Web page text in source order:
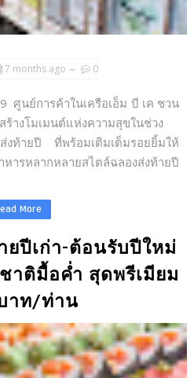
7 months ago 0
ศูนย์การค้าในเครือเอ็ม บี เค ชวน
างโมเมนต์แห่งความสุขในช่วง
งท้ายปี ที่พร้อมเติมเต็มรอยยิ้มให้
รหลากหลายสไตล์ฉลองส่งท้ายปี
More
ยปีเก่า-ต้อนรับปีใหม่
าติมื้อค่ำ สุดพรีเมียม
าท/ท่าน